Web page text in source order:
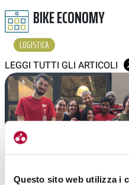
Questo sito web utilizza i
BIKE ECONOMY
LOGISTICA
LEGGI TUTTI GLI ARTICOLI